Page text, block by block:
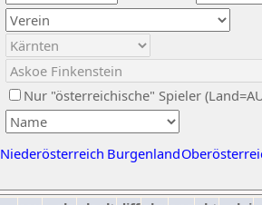
Nur "österreichische" Spieler
Niederösterreich Burgenland